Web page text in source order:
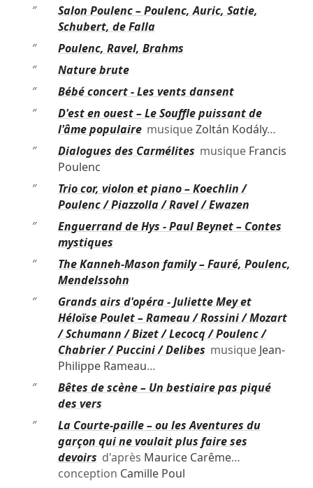
″
Salon Poulenc – Poulenc, Auric, Satie,
Schubert, de Falla
″
Poulenc, Ravel, Brahms
″
Nature brute
″
Bébé concert - Les vents dansent
″
D'est en ouest – Le Souffle puissant de
l'âme populairemusiqueZoltán Kodály…
″
Dialogues des Carmélites musique Francis
Poulenc
″
Trio cor, violon et piano – Koechlin /
Poulenc / Piazzolla / Ravel / Ewazen
″
Enguerrand de Hys - Paul Beynet – Contes
mystiques
″
The Kanneh-Mason family – Fauré, Poulenc,
Mendelssohn
″
Grands airs d'opéra - Juliette Mey et
Héloïse Poulet – Rameau / Rossini / Mozart
/ Schumann / Bizet / Lecocq / Poulenc /
Chabrier / Puccini / Delibes musique Jean-
Philippe Rameau…
″
Bêtes de scène – Un bestiaire pas piqué
des vers
″
La Courte-paille – ou les Aventures du
garçon qui ne voulait plus faire ses
devoirs d'après Maurice Carême…
conception Camille Poul